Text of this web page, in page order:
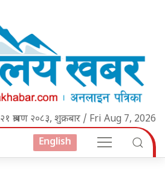
२१ श्रावण २०८३, शुक्रबार / Fri Aug 7, 2026
English